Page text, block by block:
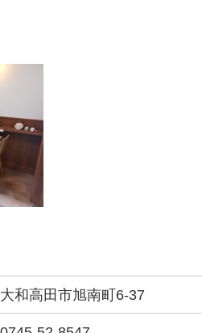
大和高田市旭南町6-37